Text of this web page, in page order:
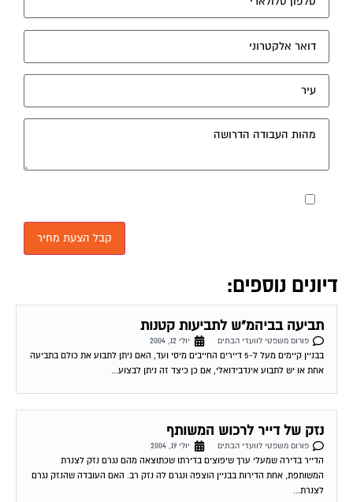
תביעה בביהמ"ש לתביעות קטנות
פורום משפטי לוועדי הבתים
יולי 12, 2004
בבניין קיימים מעל ל-5 דיירים החייבים מיסי ועד, האם ניתן לתבוע את כולם בתביעה
אחת או יש לתבוע אינדבידואלי, אם כן כיצד זה ניתן לבצוע...
נזק של דייר לרכוש המשותף
פורום משפטי לוועדי הבתים
יולי 19, 2004
הדייר בדירה שמעלי ערך שיפוצים בדירתו שכתוצאה מהם נגרם נזק לצנרת
המשותפת, אחת הדירות בבניין הוצפה ונגרם לה נזק רב. האם העובדה שהנזק נגרם
לצנרת...